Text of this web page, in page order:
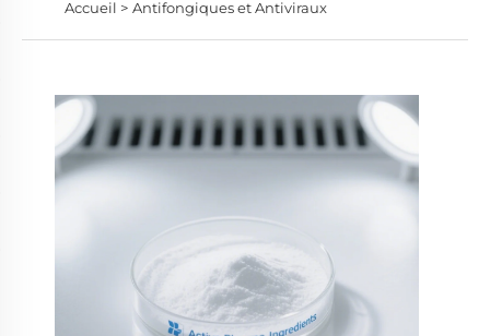
Accueil > Antifongiques et Antiviraux